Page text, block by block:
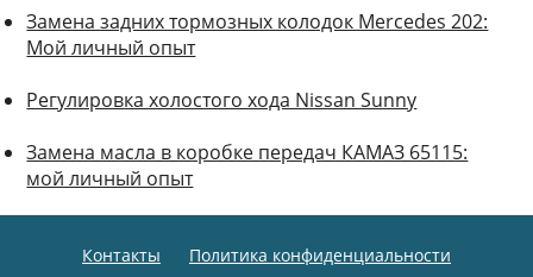
Замена задних тормозных колодок Mercedes 202:
Мой личный опыт
Регулировка холостого хода Nissan Sunny
Замена масла в коробке передач КАМАЗ 65115:
мой личный опыт
Контакты Политика конфиденциальности